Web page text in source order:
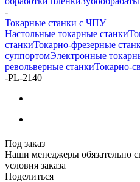
-
Токарные станки с ЧПУ
Настольные токарные станки
станкиТокарно-фрезерные
суппортомЭлектронные
револьверные станкиТокарно-
-PL-2140
Под заказ
Наши менеджеры обязательно
условия заказа
Поделиться